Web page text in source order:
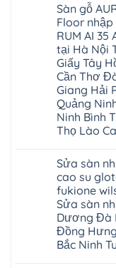
Sàn gỗ
Floor nhập
RUM AI 35
tại Hà Nội
Giấy Tây
Cần Thơ
Giang Hải
Quảng
Ninh Bình
Thọ Lào
bình
luận
ở
Sàn
gỗ
AURUM
Floor
Báo
giá
Sàn
Sửa sàn
cao su
fukione
Sửa sàn
Dương Đà
Đồng
Bắc Ninh